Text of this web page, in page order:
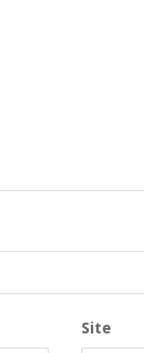
Site